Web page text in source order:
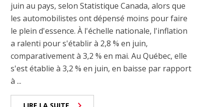
juin au pays, selon Statistique Canada, alors que
les automobilistes ont dépensé moins pour faire
le plein d'essence. À l'échelle nationale, l'inflation
a ralenti pour s'établir à 2,8 % en juin,
comparativement à 3,2 % en mai. Au Québec, elle
s'est établie à 3,2 % en juin, en baisse par rapport
à ...